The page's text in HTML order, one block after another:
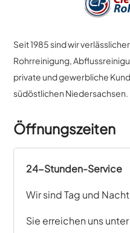
Seit 1985 sind wir
Rohrreinigung,
private und gewerbliche
südöstlichen Niedersachsen.
Öffnungszeiten
24-Stunden-Service
Wir sind Tag und
Sie erreichen uns unter